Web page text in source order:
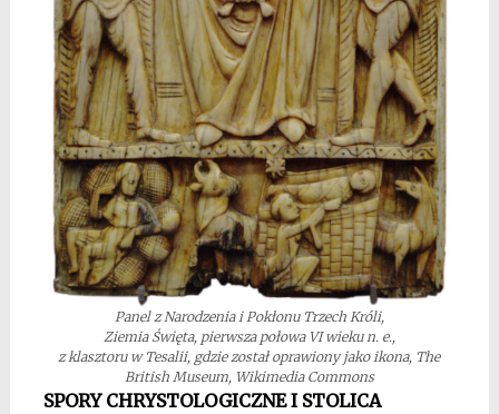
Panel z Narodzenia i Pokłonu Trzech Króli,
Ziemia Święta, pierwsza połowa VI wieku n. e.,
z klasztoru w Tesalii, gdzie został oprawiony jako ikona, The
British Museum, Wikimedia Commons
SPORY CHRYSTOLOGICZNE I STOLICA